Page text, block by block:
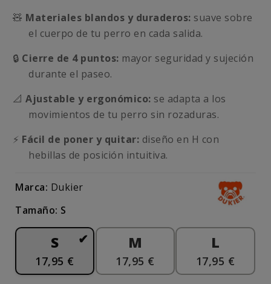
🧸 Materiales blandos y duraderos: suave sobre
el cuerpo de tu perro en cada salida.
🔒 Cierre de 4 puntos: mayor seguridad y sujeción
durante el paseo.
📐 Ajustable y ergonómico: se adapta a los
movimientos de tu perro sin rozaduras.
⚡ Fácil de poner y quitar: diseño en H con
hebillas de posición intuitiva.
Marca: Dukier
Tamaño: S
S
17,95 €
M
17,95 €
L
17,95 €